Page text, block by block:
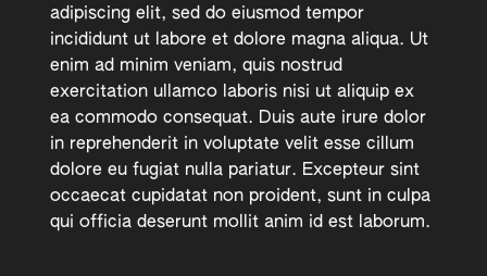
adipiscing elit, sed do eiusmod tempor
incididunt ut labore et dolore magna aliqua. Ut
enim ad minim veniam, quis nostrud
exercitation ullamco laboris nisi ut aliquip ex
ea commodo consequat. Duis aute irure dolor
in reprehenderit in voluptate velit esse cillum
dolore eu fugiat nulla pariatur. Excepteur sint
occaecat cupidatat non proident, sunt in culpa
qui officia deserunt mollit anim id est laborum.